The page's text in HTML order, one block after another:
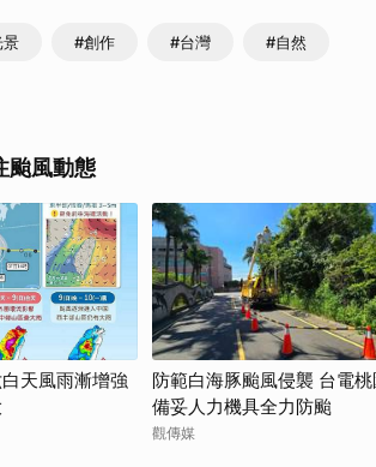
景 #創作 #台灣 #自然
颱風動態
天風雨漸增強
防範白海豚颱風侵襲 台電
備妥人力機具全力防颱
觀傳媒